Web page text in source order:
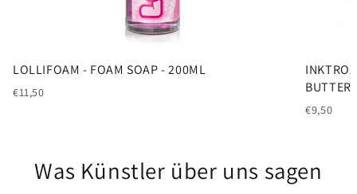
LOLLIFOAM - FOAM SOAP - 200ML
€11,50
BUTTER
€9,50
Was Künstler über uns sagen